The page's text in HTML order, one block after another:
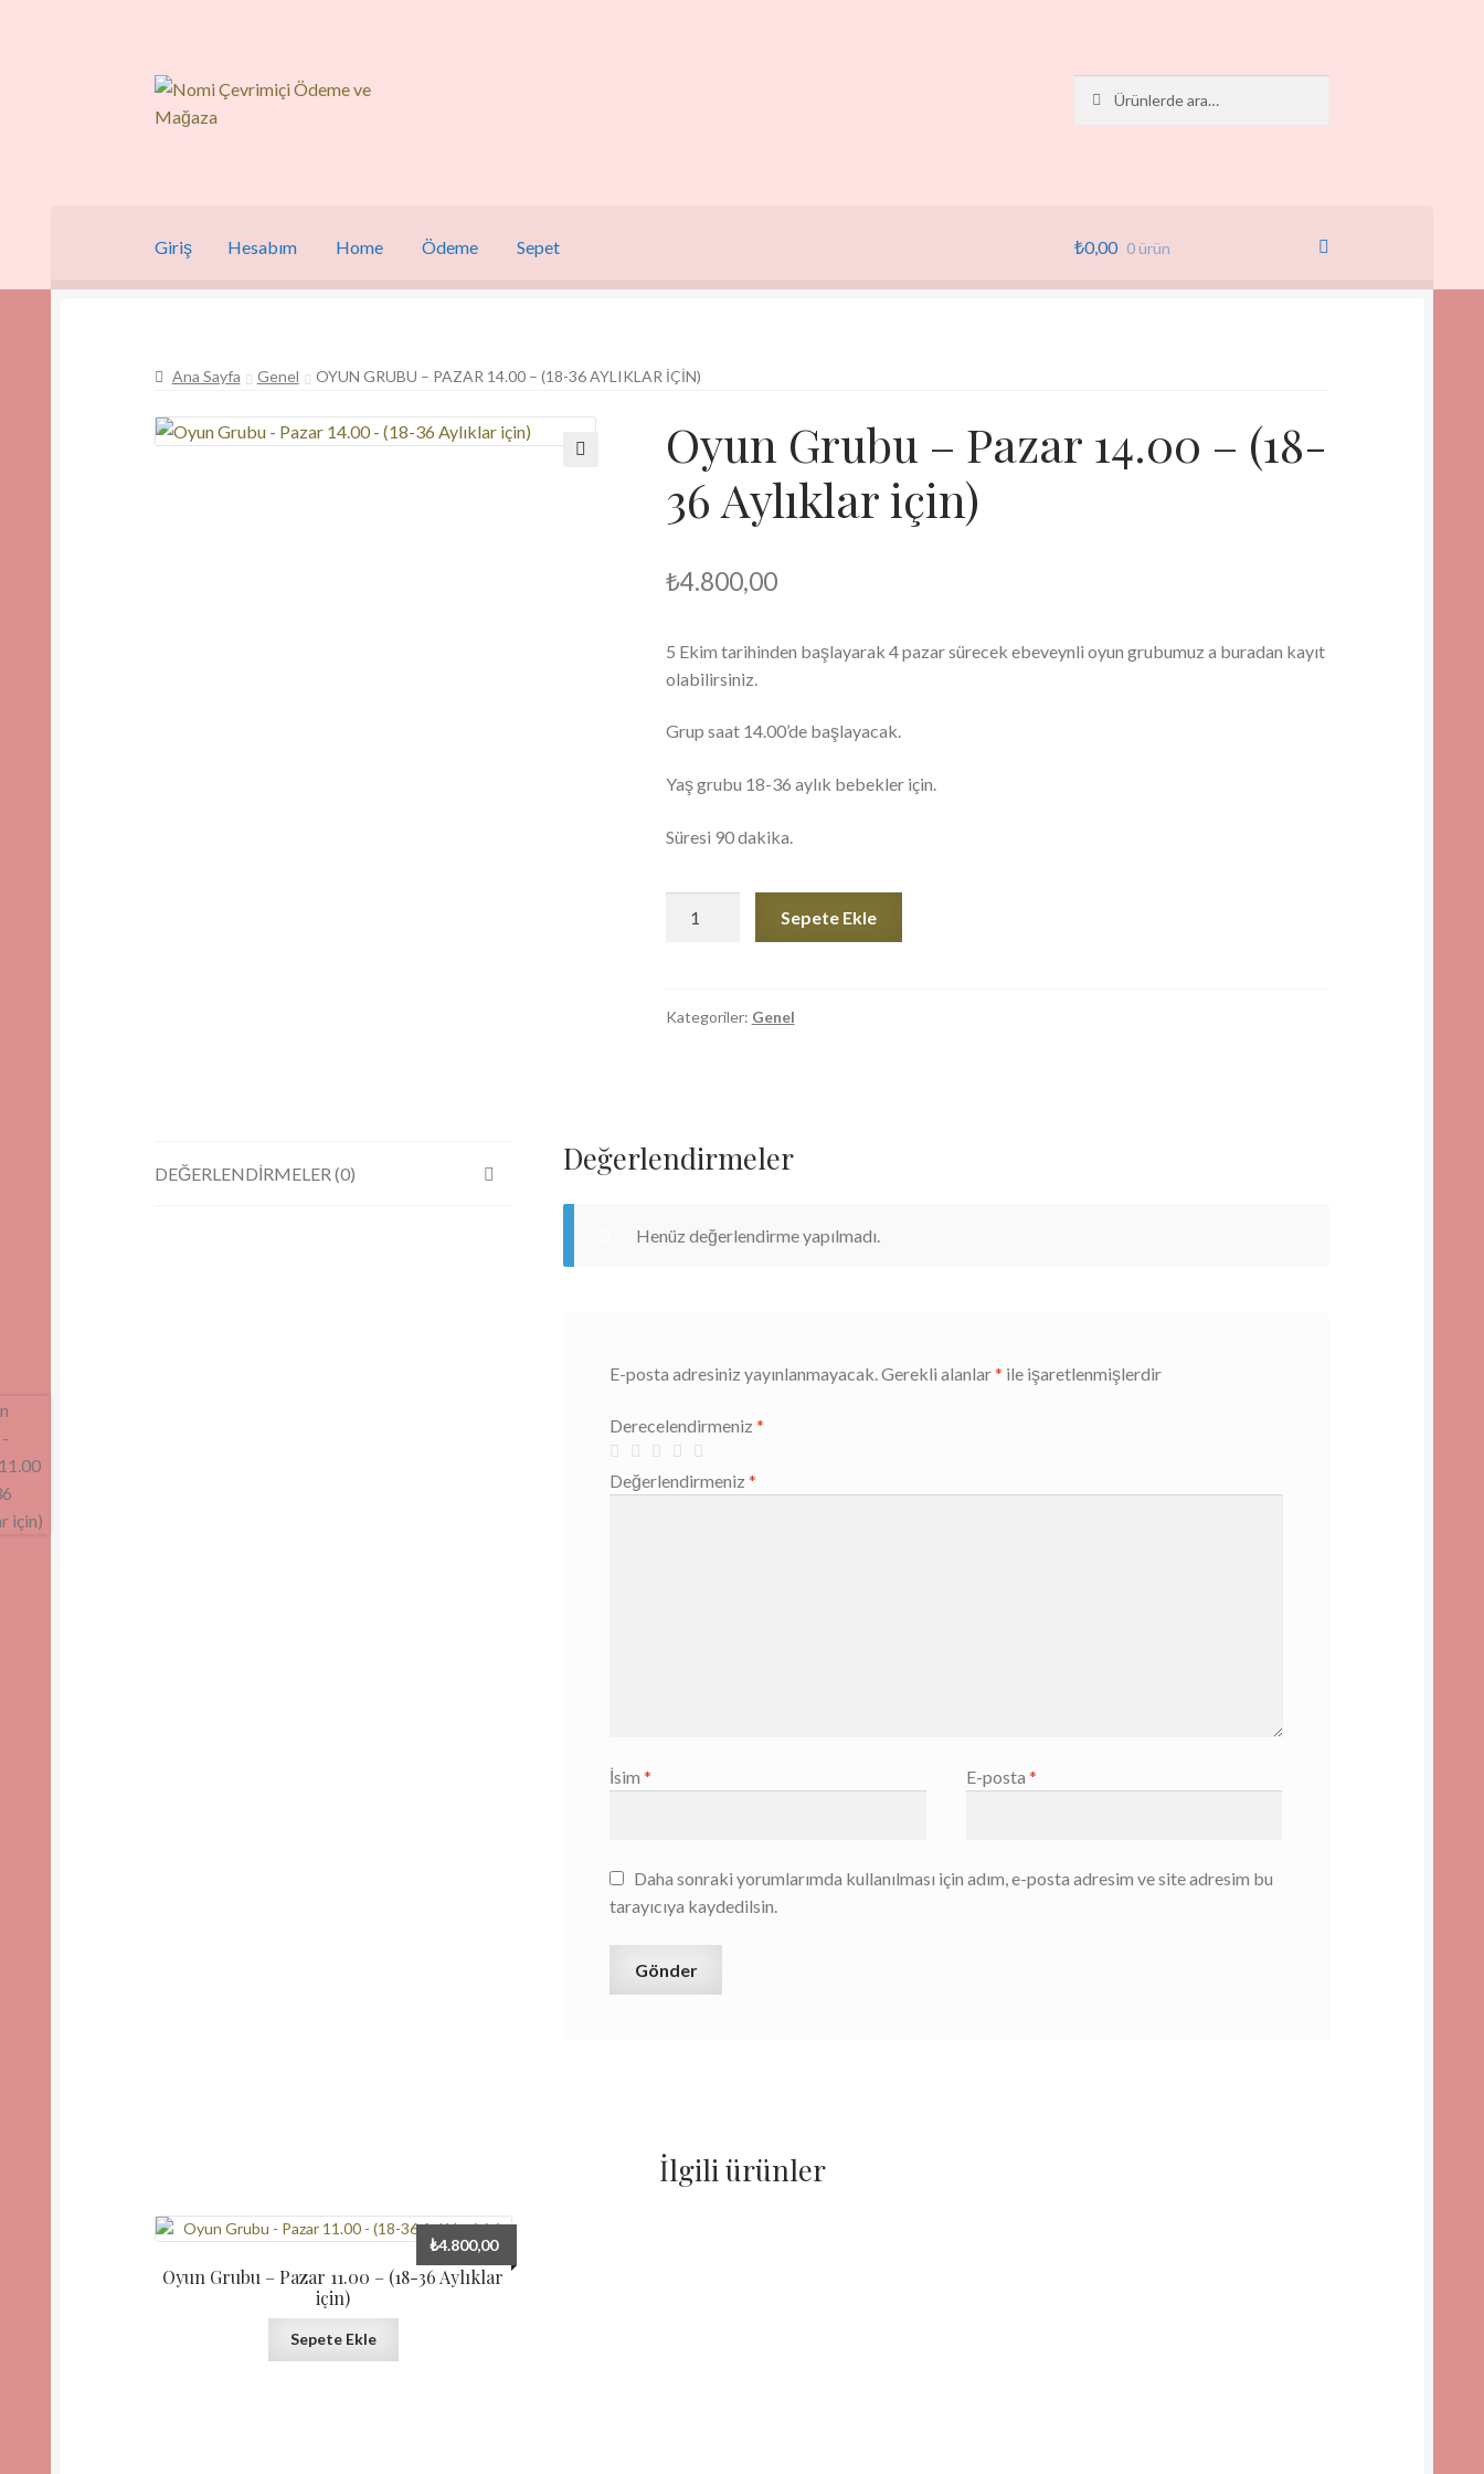
Dolaşıma
geç
İçeriğe
geç
Giriş Hesabım Home Ödeme Sepet ₺0,00 0 ürün
Ana Sayfa Genel OYUN GRUBU – PAZAR 14.00 – (18-36 AYLIKLAR IÇIN)
Oyun Grubu – Pazar 14.00 – (18-
36 Aylıklar için)
₺4.800,00
5 Ekim tarihinden başlayarak 4 pazar sürecek ebeveynli oyun grubumuz a buradan kayıt
olabilirsiniz.
Grup saat 14.00’de başlayacak.
Yaş grubu 18-36 aylık bebekler için.
Süresi 90 dakika.
14.00
için)
Sepete Ekle
Kategoriler: Genel
DEĞERLENDIRMELER (0) Değerlendirmeler
Henüz değerlendirme yapılmadı.
E-posta adresiniz yayınlanmayacak. Gerekli alanlar* ile işaretlenmişlerdir
Derecelendirmeniz *
Değerlendirmeniz *
İsim * E-posta *
Daha sonraki yorumlarımda kullanılması için adım, e-posta adresim ve site adresim bu
tarayıcıya kaydedilsin.
İlgili ürünler
Oyun Grubu – Pazar 11.00 – (18-36 Aylıklar
için)
₺4.800,00
Sepete Ekle